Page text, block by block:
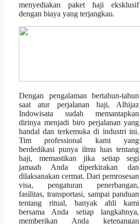
menyediakan paket haji eksklusif
dengan biaya yang terjangkau.
Dengan pengalaman bertahun-tahun
saat atur perjalanan haji, Alhijaz
Indowisata sudah memantapkan
dirinya menjadi biro perjalanan yang
handal dan terkemuka di industri ini.
Tim professional kami yang
berdedikasi punya ilmu luas tentang
haji, memastikan jika setiap segi
jamaah Anda diperkirakan dan
dilaksanakan cermat. Dari pemrosesan
visa, pengaturan penerbangan,
fasilitas, transportasi, sampai panduan
tentang ritual, banyak ahli kami
bersama Anda setiap langkahnya,
memberikan Anda ketenangan